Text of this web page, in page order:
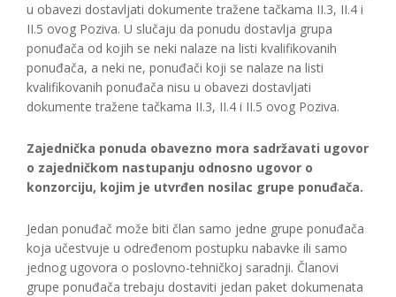
u obavezi dostavljati dokumente tražene tačkama II.3, II.4 i
II.5 ovog Poziva. U slučaju da ponudu dostavlja grupa
ponuđača od kojih se neki nalaze na listi kvalifikovanih
ponuđača, a neki ne, ponuđači koji se nalaze na listi
kvalifikovanih ponuđača nisu u obavezi dostavljati
dokumente tražene tačkama II.3, II.4 i II.5 ovog Poziva.
Zajednička ponuda obavezno mora sadržavati ugovor
o zajedničkom nastupanju odnosno ugovor o
konzorciju, kojim je utvrđen nosilac grupe ponuđača.
Jedan ponuđač može biti član samo jedne grupe ponuđača
koja učestvuje u određenom postupku nabavke ili samo
jednog ugovora o poslovno-tehničkoj saradnji. Članovi
grupe ponuđača trebaju dostaviti jedan paket dokumenata